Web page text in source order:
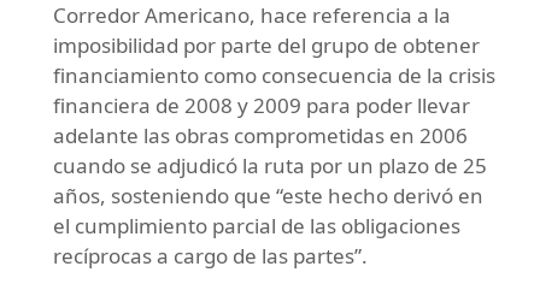
Corredor Americano, hace referencia a la
imposibilidad por parte del grupo de obtener
financiamiento como consecuencia de la crisis
financiera de 2008 y 2009 para poder llevar
adelante las obras comprometidas en 2006
cuando se adjudicó la ruta por un plazo de 25
años, sosteniendo que “este hecho derivó en
el cumplimiento parcial de las obligaciones
recíprocas a cargo de las partes”.